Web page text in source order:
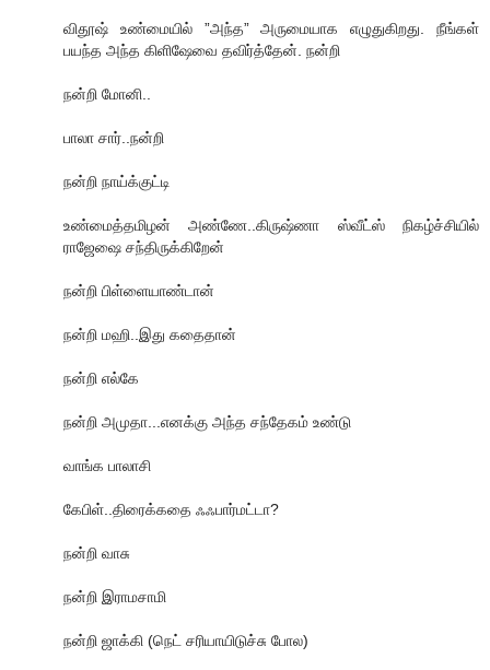
விதூஷ் உண்மையில் ”அந்த” அருமையாக எழுதுகிறது. நீங்கள்
பயந்த அந்த கிளிஷேவை தவிர்த்தேன். நன்றி
நன்றி மோனி..
பாலா சார்..நன்றி
நன்றி நாய்க்குட்டி
உண்மைத்தமிழன் அண்ணே..கிருஷ்ணா ஸ்வீட்ஸ் நிகழ்ச்சியில்
ராஜேஷை சந்திருக்கிறேன்
நன்றி பிள்ளையாண்டான்
நன்றி மஹி..இது கதைதான்
நன்றி எல்கே
நன்றி அமுதா...எனக்கு அந்த சந்தேகம் உண்டு
வாங்க பாலாசி
கேபிள்..திரைக்கதை ஃஃபார்மட்டா?
நன்றி வாசு
நன்றி இராமசாமி
நன்றி ஜாக்கி (நெட் சரியாயிடுச்சு போல)